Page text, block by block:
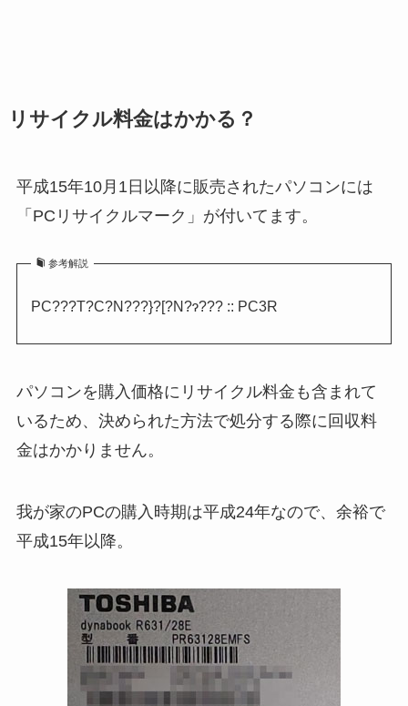
リサイクル料金はかかる？
平成15年10月1日以降に販売されたパソコンには
「PCリサイクルマーク」が付いてます。
参考解説
PC???T?C?N???}?[?N?ɂ??? :: PC3R
パソコンを購入価格にリサイクル料金も含まれて
いるため、決められた方法で処分する際に回収料
金はかかりません。
我が家のPCの購入時期は平成24年なので、余裕で
平成15年以降。